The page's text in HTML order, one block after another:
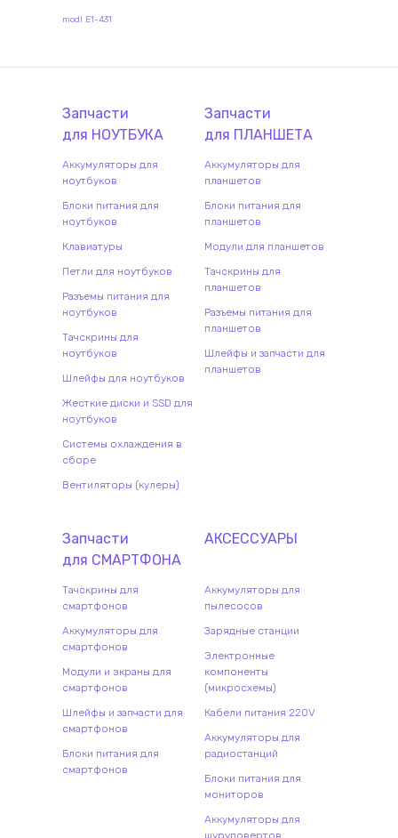
modl E1-431
Запчасти
для НОУТБУКА
Аккумуляторы для
ноутбуков
Блоки питания для
ноутбуков
Клавиатуры
Петли для ноутбуков
Разъемы питания для
ноутбуков
Тачскрины для
ноутбуков
Шлейфы для ноутбуков
Жесткие диски и SSD для
ноутбуков
Системы охлаждения в
сборе
Вентиляторы (кулеры)
Запчасти
для ПЛАНШЕТА
Аккумуляторы для
планшетов
Блоки питания для
планшетов
Модули для планшетов
Тачскрины для
планшетов
Разъемы питания для
планшетов
Шлейфы и запчасти для
планшетов
Запчасти
для СМАРТФОНА
Тачскрины для
смартфонов
Аккумуляторы для
смартфонов
Модули и экраны для
смартфонов
Шлейфы и запчасти для
смартфонов
Блоки питания для
смартфонов
АКСЕССУАРЫ
Аккумуляторы для
пылесосов
Зарядные станции
Электронные
компоненты
(микросхемы)
Кабели питания 220V
Аккумуляторы для
радиостанций
Блоки питания для
мониторов
Аккумуляторы для
шуруповертов